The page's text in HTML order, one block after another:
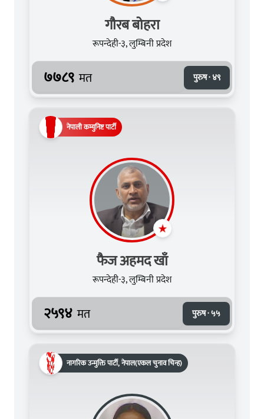
गौरब बोहरा
रूपन्देही-३, लुम्बिनी प्रदेश
७७८९ मत पुरुष · ४९
नेपाली कम्युनिष्ट पार्टी
फैज अहमद खाँ
रूपन्देही-३, लुम्बिनी प्रदेश
२५९४ मत पुरुष · ५५
नागरिक उन्मुक्ति पार्टी, नेपाल(एकल चुनाव चिन्ह)